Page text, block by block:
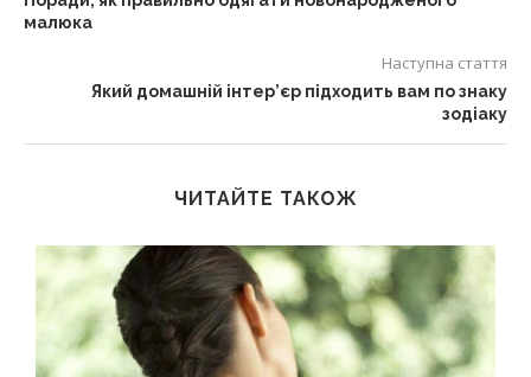
малюка
Наступна стаття
Який домашній інтер’єр підходить вам по знаку
зодіаку
ЧИТАЙТЕ ТАКОЖ